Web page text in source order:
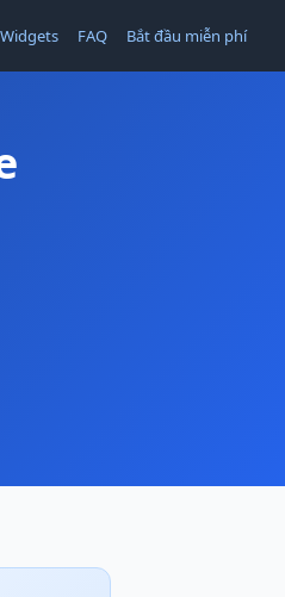
Widgets FAQ Bắt đầu miễn phí